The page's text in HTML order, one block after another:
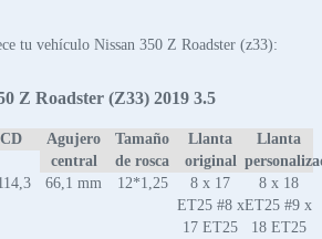
tu vehículo Nissan 350 Z Roadster (z33):
Z Roadster (Z33) 2019 3.5
Agujero
central
Tamaño
de rosca
Llanta
original
Llanta
66,1 mm 12*1,25
8 x 17
ET25 #8 x
17 ET25
8 x 18
ET25 #9 x
18 ET25